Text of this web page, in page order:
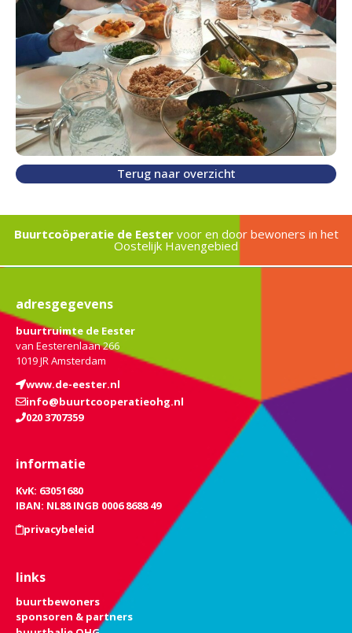
Terug naar overzicht
Buurtcoöperatie de Eestervoor en door bewoners in het
Oostelijk Havengebied
adresgegevens
buurtruimte de Eester
van Eesterenlaan 266
1019 JR Amsterdam
www.de-eester.nl
info@buurtcooperatieohg.nl
020 3707359
informatie
KvK: 63051680
IBAN: NL88 INGB 0006 8688 49
privacybeleid
links
buurtbewoners
sponsoren & partners